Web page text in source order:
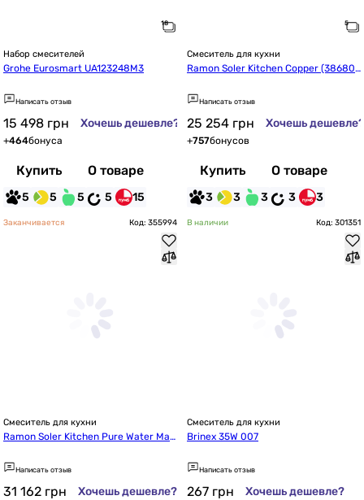
Набор смесителей
Grohe Eurosmart UA123248M3
Написать отзыв
15 498 грн Хочешь дешевле?
+464бонуса
Купить О товаре
5 5 5 5 15
Смеситель для кухни
Ramon Soler Kitchen Copper (386801
Написать отзыв
25 254 грн Хочешь дешевле?
+757бонусов
Купить О товаре
3 3 3 3 3
Заканчивается Код: 355994
Смеситель для кухни
Ramon Soler Kitchen Pure Water Mat
Написать отзыв
31 162 грн Хочешь дешевле?
В наличии Код: 301351
Смеситель для кухни
Brinex 35W 007
Написать отзыв
267 грн Хочешь дешевле?